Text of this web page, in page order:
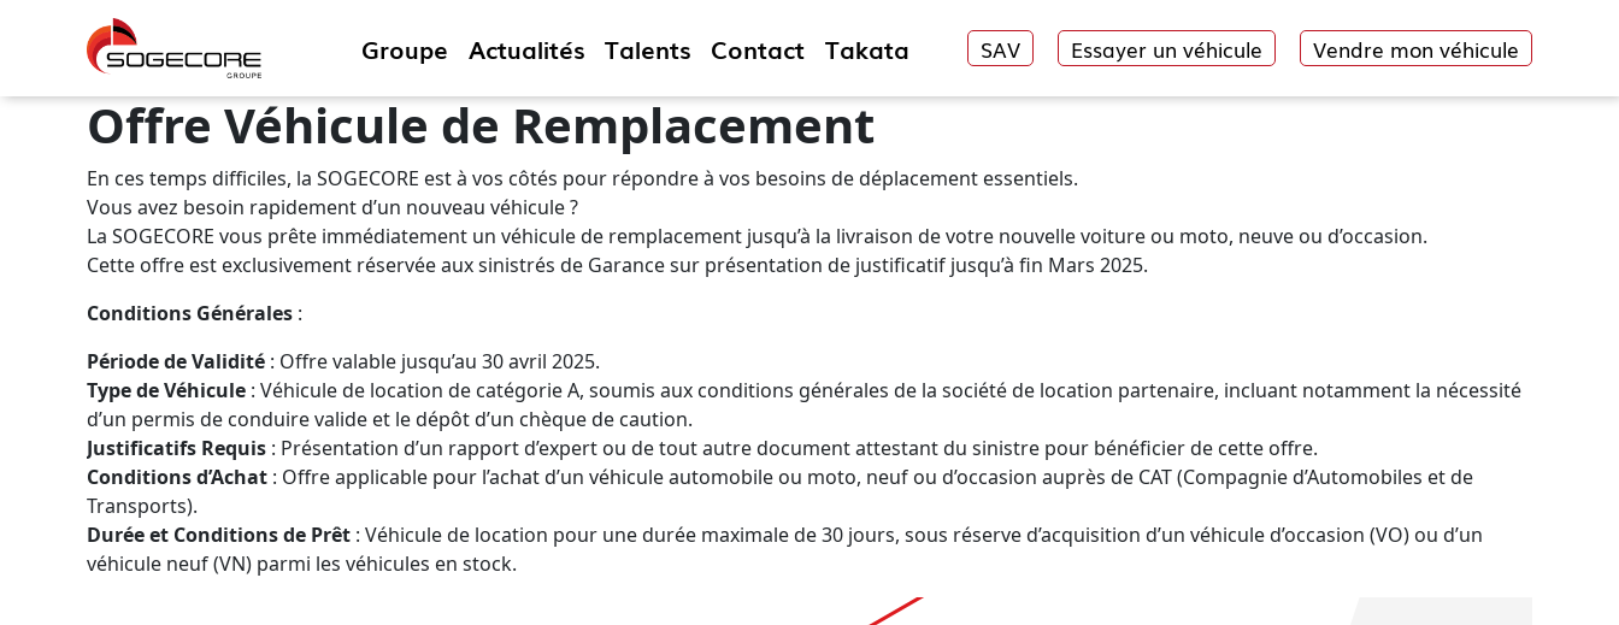
Groupe Actualités Talents Contact Takata SAV Essayer un véhicule Vendre mon véhicule
Offre Véhicule de Remplacement
En ces temps difficiles, la SOGECORE est à vos côtés pour répondre à vos besoins de déplacement essentiels.
Vous avez besoin rapidement d’un nouveau véhicule ?
La SOGECORE vous prête immédiatement un véhicule de remplacement jusqu’à la livraison de votre nouvelle voiture ou moto, neuve ou d’occasion.
Cette offre est exclusivement réservée aux sinistrés de Garance sur présentation de justificatif jusqu’à fin Mars 2025.
Conditions Générales :
Période de Validité : Offre valable jusqu’au 30 avril 2025.
Type de Véhicule : Véhicule de location de catégorie A, soumis aux conditions générales de la société de location partenaire, incluant notamment la nécessité
d’un permis de conduire valide et le dépôt d’un chèque de caution.
Justificatifs Requis : Présentation d’un rapport d’expert ou de tout autre document attestant du sinistre pour bénéficier de cette offre.
Conditions d’Achat : Offre applicable pour l’achat d’un véhicule automobile ou moto, neuf ou d’occasion auprès de CAT (Compagnie d’Automobiles et de
Transports).
Durée et Conditions de Prêt : Véhicule de location pour une durée maximale de 30 jours, sous réserve d’acquisition d’un véhicule d’occasion (VO) ou d’un
véhicule neuf (VN) parmi les véhicules en stock.